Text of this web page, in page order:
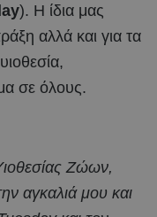
). Η ίδια μας
αλλά και για τα
σε όλους.
Ζώων,
αγκαλιά μου και